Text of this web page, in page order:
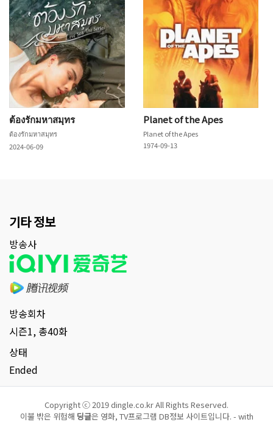
ต้องรักมหาสมุทร
ต้องรักมหาสมุทร
2024-06-09
Planet of the Apes
Planet of the Apes
1974-09-13
기타 정보
방송사
방송회차
시즌1, 총40화
상태
Ended
Copyright ⓒ 2019 dingle.co.kr All Rights Reserved.
이불 밖은 위험해 딩글은 영화, TV프로그램 DB정보 사이트입니다. - with